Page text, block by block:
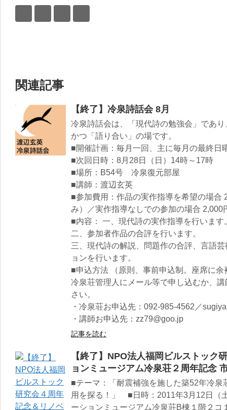
関連記事
【終了】冷泉詩話会 8月
冷泉詩話会は、「現代詩の勉強会」であ
かつ「語り合い」の場です。
■開催計画：毎月一回、主に毎月の最終日
■次回日時：8月28日（日）14時～17時
■場所：B54号 冷泉復元部屋
■講師：渡辺玄英
■参加費用：作品の実作指導を希望の場合
み）／実作指導なしでの参加の場合 2,000
■内容： 一、現代詩の実作指導を行います
二、参加者作品の合評を行います。
三、現代詩の解説、問題作の合評、言語
ョンを行います。
■申込方法 （原則、事前申込制。座席に
冷泉荘管理人にメール等で申し込むか、
さい。
・冷泉荘お申込先：092-985-4562／
・講師お申込先：zz79@goo.jp
記事を読む
【終了】NPO法人福岡ビルストック
ョンミュージアム冷泉荘２周年記念
■テーマ：「耐震補強を施した築52年冷
用を探る！」 ■日時：2011年3月12日（
ーションミュージアム冷泉荘B棟１階２